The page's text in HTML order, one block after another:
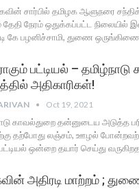
சார்பில் தமிழக ஆளுநரை
நேரம் ஒதுக்கப்பட்ட
கே பழனிச்சாமி, துணை
பட்டியல் –
அதிகாரிகள்!
Oct 19, 2021
காவல்துறை தன்னுடைய அடுத்த
தற்போது லஞ்சம், ஊழல்
பட்டியல் ஒன்றை தயார் செய்து
அதிரடி மாற்றம் ;